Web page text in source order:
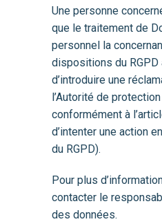
Une personne
que le traitement de
personnel la
dispositions du RGPD
d’introduire une
l’Autorité de
conformément à
d’intenter une action
du RGPD).
Pour plus
contacter le
des données.